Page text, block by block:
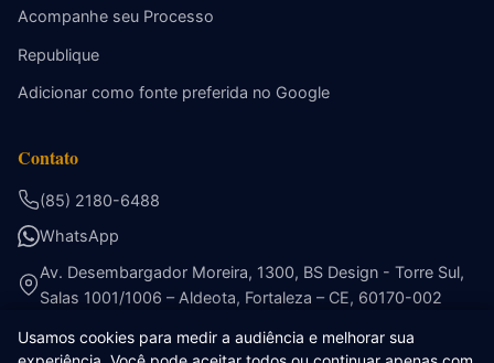
Acompanhe seu Processo
Republique
Adicionar como fonte preferida no Google
Contato
(85) 2180-6488
WhatsApp
Av. Desembargador Moreira, 1300, BS Design - Torre Sul,
Salas 1001/1006 – Aldeota, Fortaleza – CE, 60170-002
Usamos cookies para medir a audiência e melhorar sua